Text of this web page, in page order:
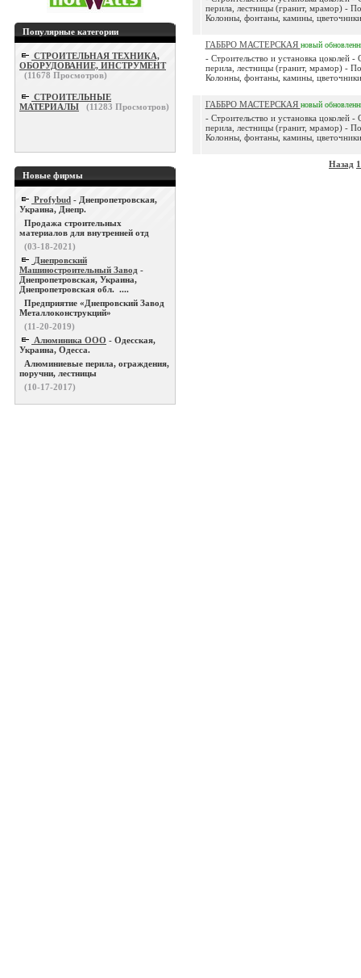
Популярные категории
СТРОИТЕЛЬНАЯ ТЕХНИКА,
ОБОРУДОВАНИЕ, ИНСТРУМЕНТ
(11678 Просмотров)
СТРОИТЕЛЬНЫЕ
МАТЕРИАЛЫ
(11283 Просмотров)
Новые фирмы
Profybud - Днепропетровская,
Украина, Днепр.
Продажа строительных
материалов для внутренней отд
(03-18-2021)
Днепровский
Машиностроительный Завод -
Днепропетровская, Украина,
Днепропетровская обл. ....
Предприятие «Днепровский Завод
Металлоконструкций»
(11-20-2019)
Алюминика ООО - Одесская,
Украина, Одесса.
Алюминиевые перила, ограждения,
поручни, лестницы
(10-17-2017)
перила, лестницы (гранит, мрамор) -
Колонны, фонтаны, камины,
ГАББРО МАСТЕРСКАЯ новый
- Строительство и установка цоколей -
перила, лестницы (гранит, мрамор) -
Колонны, фонтаны, камины,
ГАББРО МАСТЕРСКАЯ новый
- Строительство и установка цоколей -
перила, лестницы (гранит, мрамор) -
Колонны, фонтаны, камины,
Назад 1